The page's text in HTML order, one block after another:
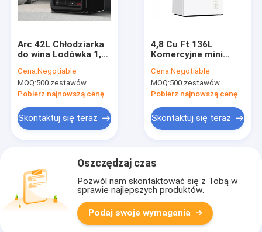
Arc 42L Chłodziarka
do wina Lodówka 1,5
temperatura i
wilgotność w
gospodarstwie
Cena:Negotiable
MOQ:500 zestawów
Pobierz najnowszą cenę
Skontaktuj się teraz
4,8 Cu Ft 136L
Komercyjne mini
temperaturą
otwarcia od góry
Cena:Negotiable
MOQ:500 zestawów
Pobierz najnowszą cenę
Skontaktuj się teraz
Oszczędzaj czas
Pozwól nam skontaktować się z Tobą w
sprawie najlepszych produktów.
Podaj swoje wymagania